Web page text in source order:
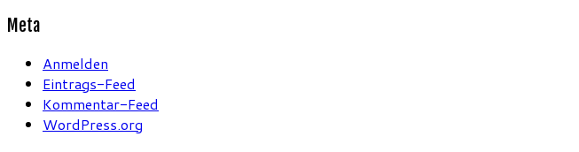
Meta
Anmelden
Eintrags-Feed
Kommentar-Feed
WordPress.org